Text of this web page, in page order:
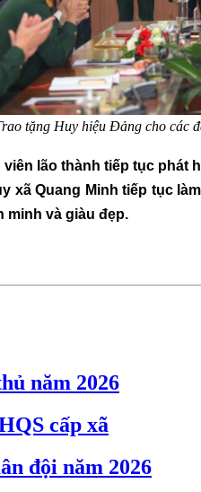
tặng Huy hiệu Đảng cho các
lão thành tiếp tục
xã Quang Minh tiếp tục
minh và giàu đẹp.
năm 2026
cấp xã
đội năm 2026